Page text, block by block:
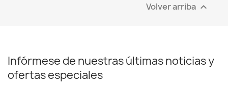
Volver arriba 
Infórmese de nuestras últimas noticias y
ofertas especiales